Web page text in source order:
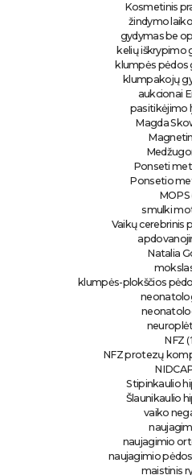
Kosmetinis
žindymo
gydymas be
kelių iškrypimo
klumpės pėdos
klumpakojų
aukcionai
pasitikėjimo
Magda
Ponseti
Ponsetio
MOPS
smulki
Vaikų cerebrinis
Natalia
klumpės-plokščios
NFZ
NFZ protezų
Stipinkaulio
Šlaunikaulio
vaiko
naujagimio
naujagimio
maistinis